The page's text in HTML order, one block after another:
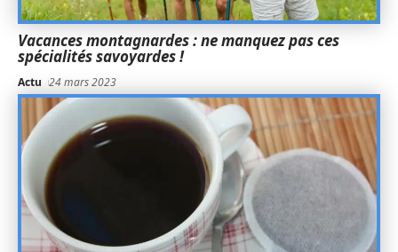
Vacances montagnardes : ne manquez pas ces
spécialités savoyardes !
Actu 24 mars 2023